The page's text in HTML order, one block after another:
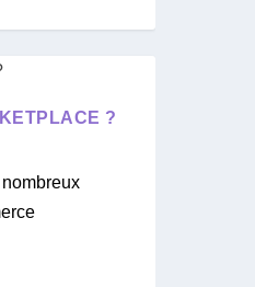
?
nombreux